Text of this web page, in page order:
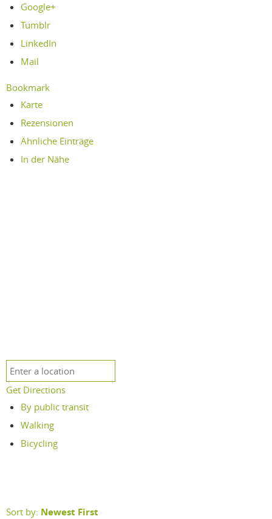
Google+
Tumblr
LinkedIn
Mail
Bookmark
Karte
Rezensionen
Ähnliche Einträge
In der Nähe
Get Directions
By public transit
Walking
Bicycling
Sort by: Newest First